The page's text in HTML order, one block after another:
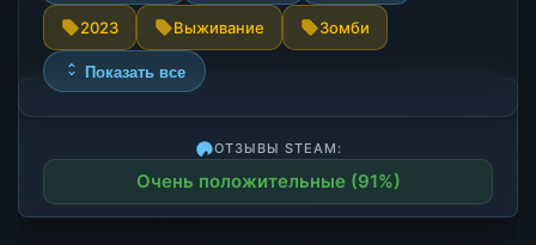
2023 Выживание Зомби
Показать все
ОТЗЫВЫ STEAM:
Очень положительные (91%)